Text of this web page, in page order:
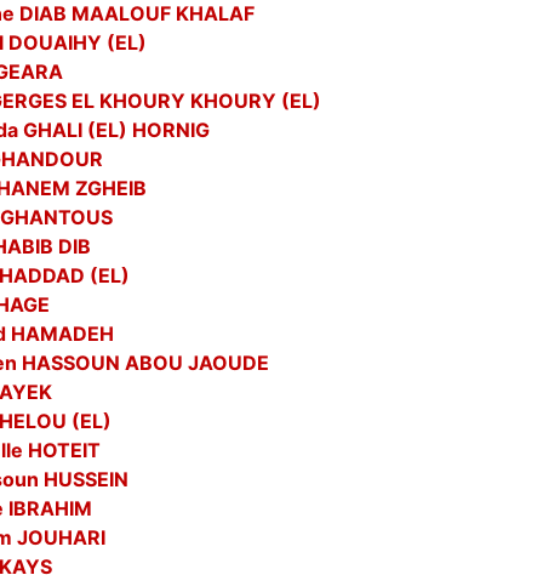
DIAB MAALOUF KHALAF
DOUAIHY (EL)
EL KHOURY KHOURY (EL)
GHALI (EL) HORNIG
ZGHEIB
DIB
(EL)
HAMADEH
HASSOUN ABOU JAOUDE
(EL)
HOTEIT
HUSSEIN
IBRAHIM
JOUHARI